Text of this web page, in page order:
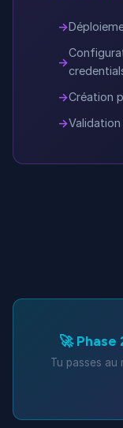
Création
Validation
🚀
Tu passes au